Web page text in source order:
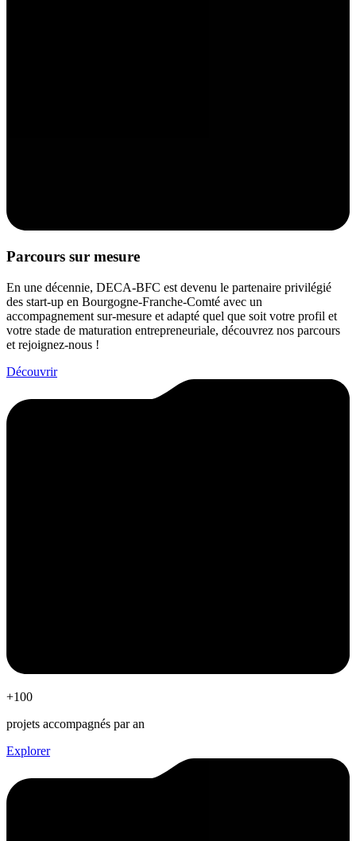
Parcours sur mesure
En une décennie, DECA-BFC est devenu le partenaire privilégié
des start-up en Bourgogne-Franche-Comté avec un
accompagnement sur-mesure et adapté quel que soit votre profil et
votre stade de maturation entrepreneuriale, découvrez nos parcours
et rejoignez-nous !
Découvrir
+100
projets accompagnés par an
Explorer